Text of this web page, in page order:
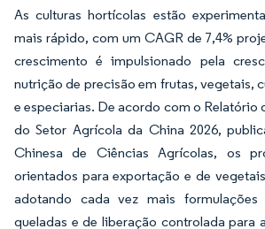
As culturas hortícolas estão
mais rápido, com um CAGR de 7,4%
crescimento é impulsionado pela
nutrição de precisão em frutas, vegetais,
e especiarias. De acordo com o Relatório
do Setor Agrícola da China 2026,
Chinesa de Ciências Agrícolas, os
orientados para exportação e de
adotando cada vez mais formulações
queladas e de liberação controlada para